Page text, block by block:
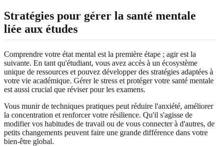
Stratégies pour gérer la santé mentale
liée aux études
Comprendre votre état mental est la première étape ; agir est la
suivante. En tant qu'étudiant, vous avez accès à un écosystème
unique de ressources et pouvez développer des stratégies adaptées à
votre vie académique. Gérer le stress et protéger votre santé mentale
est aussi crucial que réviser pour les examens.
Vous munir de techniques pratiques peut réduire l'anxiété, améliorer
la concentration et renforcer votre résilience. Qu'il s'agisse de
modifier vos habitudes de travail ou de vous connecter à d'autres, de
petits changements peuvent faire une grande différence dans votre
bien-être global.